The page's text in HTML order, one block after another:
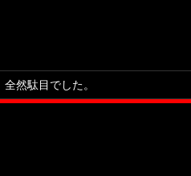
全然駄目でした。